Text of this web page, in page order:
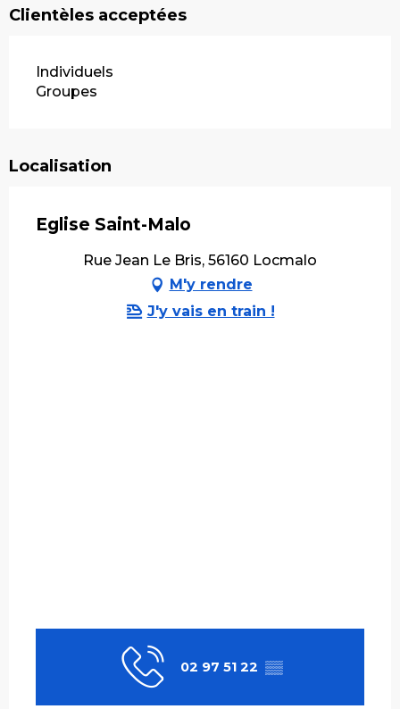
Clientèles acceptées
Individuels
Groupes
Localisation
Eglise Saint-Malo
Rue Jean Le Bris, 56160 Locmalo
M'y rendre
J'y vais en train !
02 97 51 22 ▒▒